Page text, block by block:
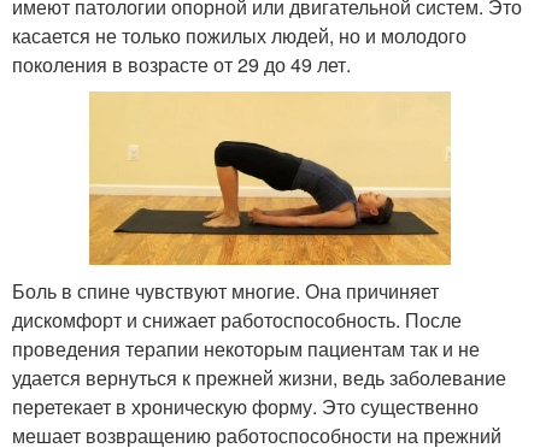
имеют патологии опорной или двигательной систем. Это
касается не только пожилых людей, но и молодого
поколения в возрасте от 29 до 49 лет.
Боль в спине чувствуют многие. Она причиняет
дискомфорт и снижает работоспособность. После
проведения терапии некоторым пациентам так и не
удается вернуться к прежней жизни, ведь заболевание
перетекает в хроническую форму. Это существенно
мешает возвращению работоспособности на прежний